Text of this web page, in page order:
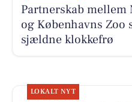
Partnerskab
og Københavns Zoo
sjældne klokkefrø
LOKALT NYT